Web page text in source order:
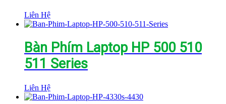
Liên Hệ
Bàn Phím Laptop HP 500 510
511 Series
Liên Hệ